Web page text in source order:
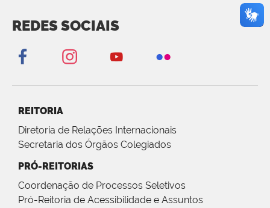
REDES SOCIAIS
REITORIA
Diretoria de Relações Internacionais
Secretaria dos Órgãos Colegiados
PRÓ-REITORIAS
Coordenação de Processos Seletivos
Pró-Reitoria de Acessibilidade e Assuntos